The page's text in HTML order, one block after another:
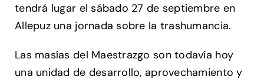
tendrá lugar el sábado 27 de septiembre en
Allepuz una jornada sobre la trashumancia.
Las masías del Maestrazgo son todavía hoy
una unidad de desarrollo, aprovechamiento y